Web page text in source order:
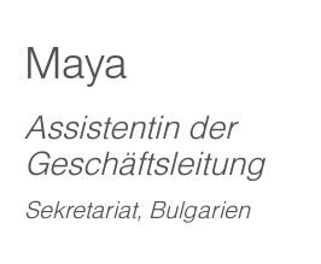
Maya
Assistentin der
Geschäftsleitung
Sekretariat, Bulgarien